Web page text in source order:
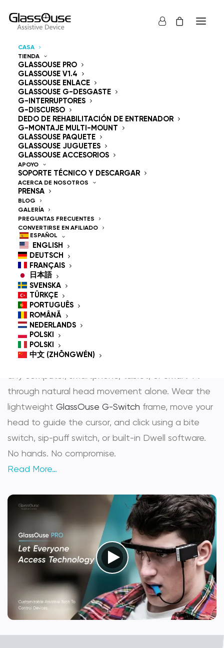
CASA
TIENDA
GLASSOUSE PRO
GLASSOUSE V1.4
GLASSOUSE ENLACE
GLASSOUSE G-DESGASTE
G-INTERRUPTORES
G-DISCURSO
DEDO DE REHABILITACIÓN DE ENTRENADOR
G-MONTAJE MULTI-MOUNT
GLASSOUSE PAQUETE
GLASSOUSE JUGUETES
GLASSOUSE ACCESORIOS
APOYO
SOPORTE TÉCNICO Y DESCARGAR
ACERCA DE NOSOTROS
PRENSA
BLOG
GALERÍA
PREGUNTAS FRECUENTES
CONVERTIRSE EN AFILIADO
ESPAÑOL
ENGLISH
DEUTSCH
FRANÇAIS
日本語
SVENSKA
TÜRKÇE
PORTUGUÊS
ROMÂNĂ
NEDERLANDS
POLSKI
POLSKI
中文 (ZHŌNGWÉN)
Dispositivos de control
Manos libres
GlassOuse — The
World's #1 Hands-Free
Mouse & Head
Controlled Mouse for
People With
Disabilities
GlassOuse is the most trusted
head controlled mouse
assistive technology that gives people with
physical disabilities full, independent control over
through natural head movement alone. Wear the
lightweight GlassOuse G-Switch frame, move your
head to guide the cursor, and click using a bite
switch, sip-puff switch, or built-in Dwell software.
No hands. No compromise.
Read More…